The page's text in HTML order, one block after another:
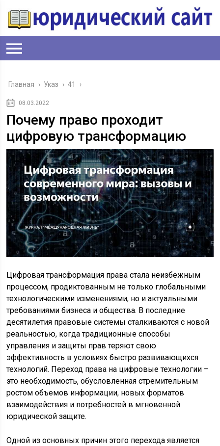
Главная › Указ › 41 ›
08.03.2022
Почему право проходит
цифровую трансформацию
Цифровая трансформация права стала неизбежным
процессом, продиктованным не только глобальными
технологическими изменениями, но и актуальными
требованиями бизнеса и общества. В последние
десятилетия правовые системы сталкиваются с новой
реальностью, когда традиционные способы
управления и защиты прав теряют свою
эффективность в условиях быстро развивающихся
технологий. Переход права на цифровые технологии –
это необходимость, обусловленная стремительным
ростом объемов информации, новых форматов
взаимодействия и потребностей в мгновенной
юридической защите.
Одной из основных причин этого перехода является